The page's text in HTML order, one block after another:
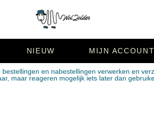
NIEUW MIJN ACCOUNT
en nabestellingen verwerken en
maar reageren mogelijk iets later dan